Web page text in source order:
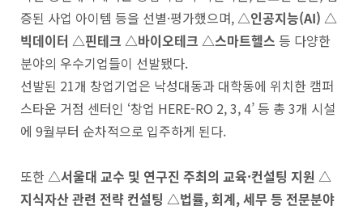
증된 사업 아이템 등을 선별·평가했으며,△인공지능(AI) △
빅데이터 △핀테크 △바이오테크 △스마트헬스 등 다양한
분야의 우수기업들이 선발됐다.
선발된 21개 창업기업은 낙성대동과 대학동에 위치한 캠퍼
스타운 거점 센터인 ‘창업 HERE-RO 2, 3, 4’ 등 총 3개 시설
에 9월부터 순차적으로 입주하게 된다.
또한 △서울대 교수 및 연구진 주최의 교육·컨설팅 지원 △
지식자산 관련 전략 컨설팅 △법률, 회계, 세무 등 전문분야